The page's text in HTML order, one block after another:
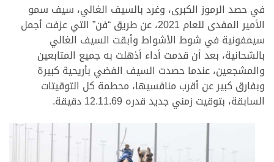
في حصد الرموز الكبرى، وغرد بالسيف الغالي، سيف سمو
الأمير المفدى للعام 2021، عن طريق “فن” التي عزفت أجمل
سيمفونية في شوط الأشواط وأبقت السيف الغالي
بالشحانية، بعد أن قدمت أداء أذهلت به جميع المتابعين
والمشجعين، عندما حصدت السيف الفضي بأريحية كبيرة
وبفارق كبير عن أقرب منافسيها، محطمة كل التوقيتات
السابقة، بتوقيت زمني جديد قدره 12.11.69 دقيقة.